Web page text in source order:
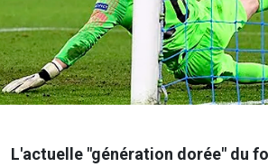
L'actuelle "génération dorée" du